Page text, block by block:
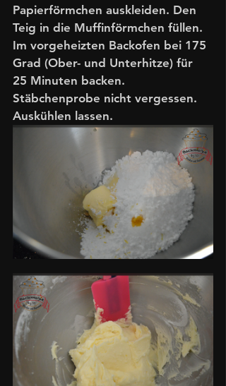
Papierförmchen auskleiden. Den
Teig in die Muffinförmchen füllen.
Im vorgeheizten Backofen bei 175
Grad (Ober- und Unterhitze) für
25 Minuten backen.
Stäbchenprobe nicht vergessen.
Auskühlen lassen.